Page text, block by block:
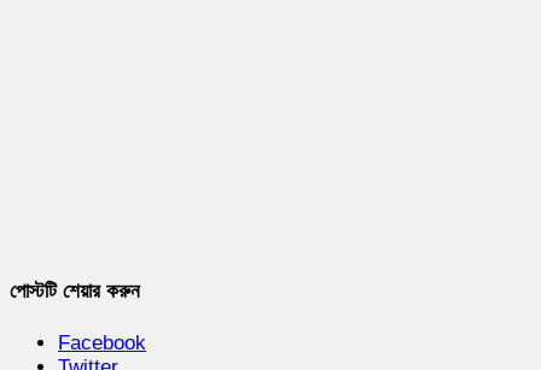
পোস্টটি শেয়ার করুন
Facebook